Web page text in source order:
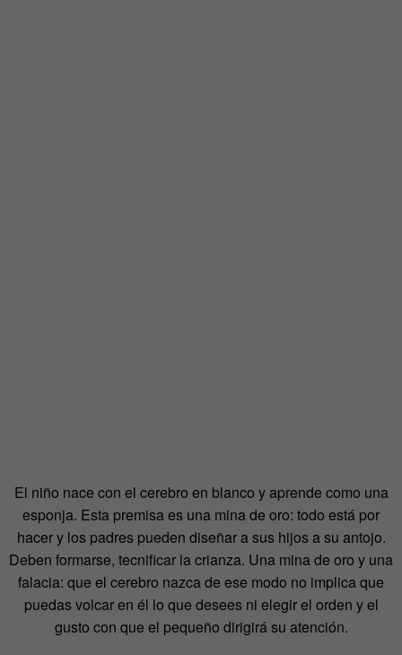
El niño nace con el cerebro en blanco y aprende como una
esponja. Esta premisa es una mina de oro: todo está por
hacer y los padres pueden diseñar a sus hijos a su antojo.
Deben formarse, tecnificar la crianza. Una mina de oro y una
falacia: que el cerebro nazca de ese modo no implica que
puedas volcar en él lo que desees ni elegir el orden y el
gusto con que el pequeño dirigirá su atención.